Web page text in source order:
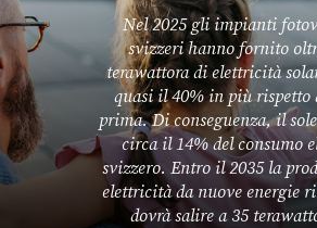
Nel 2025 gli impianti
svizzeri hanno fornito
terawattora di elettricità
quasi il 40% in più rispetto
prima. Di conseguenza, il
circa il 14% del consumo
svizzero. Entro il 2035 la
elettricità da nuove energie
dovrà salire a 35